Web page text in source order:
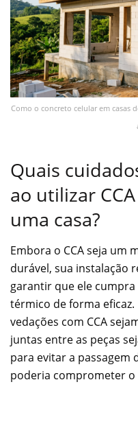
Como o concreto celular em casas
Quais
ao utilizar
uma casa?
Embora o CCA seja um
durável, sua instalação
garantir que ele
térmico de forma
vedações com CCA
juntas entre as peças
para evitar a passagem
poderia comprometer